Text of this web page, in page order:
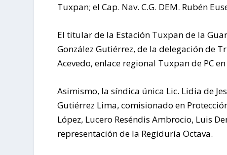
Tuxpan; el Cap. Nav. C.G. DEM. Rubén
El titular de la Estación Tuxpan de la
González Gutiérrez, de la delegación de
Acevedo, enlace regional Tuxpan de PC
Asimismo, la síndica única Lic. Lidia de
Gutiérrez Lima, comisionado en
López, Lucero Reséndis Ambrocio, Luis
representación de la Regiduría Octava.